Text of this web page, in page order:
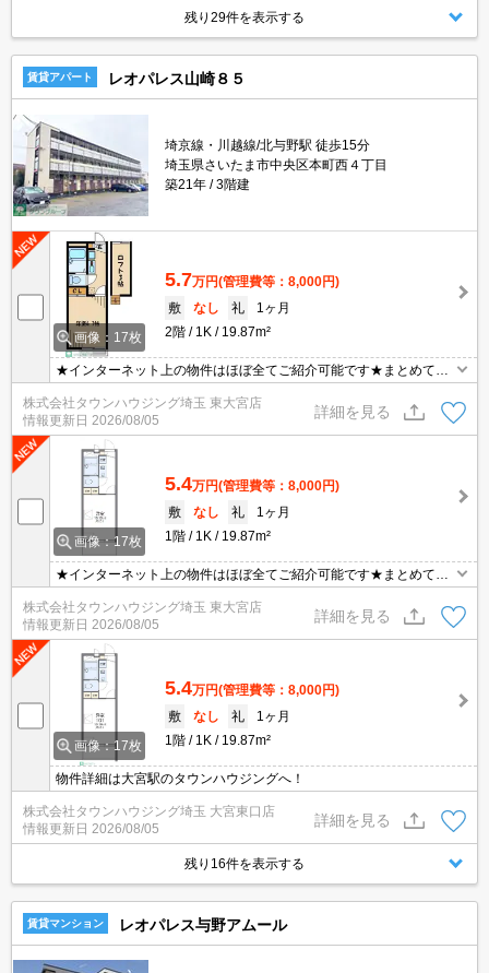
残り29件を表示する
賃貸アパート レオパレス山崎８５
埼京線・川越線/北与野駅 徒歩15分
埼玉県さいたま市中央区本町西４丁目
築21年
3階建
画像：17枚
5.7万円(管理費等：8,000円)
敷
なし 礼
1ヶ月
2階
1K 19.87m²
★インターネット上の物件はほぼ全てご紹介可能です★まとめてご
紹介致します★お部屋探しは情報量地域No１の★タウンハウジング
東大宮店まで★
株式会社タウンハウジング埼玉 東大宮店
情報更新日 2026/08/05
詳細を見る
画像：17枚
5.4万円(管理費等：8,000円)
敷
なし 礼
1ヶ月
1階
1K 19.87m²
★インターネット上の物件はほぼ全てご紹介可能です★まとめてご
紹介致します★お部屋探しは情報量地域No１の★タウンハウジング
東大宮店まで★
株式会社タウンハウジング埼玉 東大宮店
情報更新日 2026/08/05
詳細を見る
画像：17枚
5.4万円(管理費等：8,000円)
敷
なし 礼
1ヶ月
1階
1K 19.87m²
物件詳細は大宮駅のタウンハウジングへ！
株式会社タウンハウジング埼玉 大宮東口店
情報更新日 2026/08/05
詳細を見る
残り16件を表示する
賃貸マンション レオパレス与野アムール